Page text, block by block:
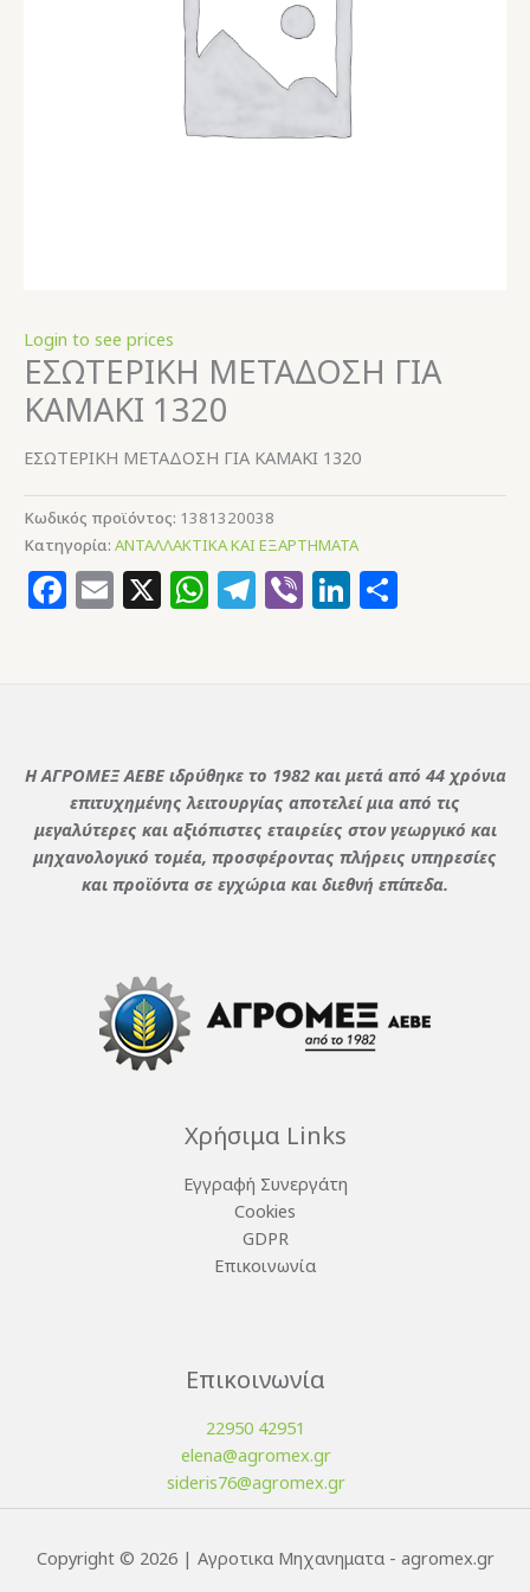
Login to see prices
ΕΣΩΤΕΡΙΚΗ ΜΕΤΑΔΟΣΗ ΓΙΑ
ΚΑΜΑΚΙ 1320
ΕΣΩΤΕΡΙΚΗ ΜΕΤΑΔΟΣΗ ΓΙΑ ΚΑΜΑΚΙ 1320
Κωδικός προϊόντος: 1381320038
Κατηγορία: ΑΝΤΑΛΛΑΚΤΙΚΑ ΚΑΙ ΕΞΑΡΤΗΜΑΤΑ
Facebook
Email
X WhatsApp
Telegram
ViberLinkedIn
Η ΑΓΡΟΜΕΞ ΑΕΒΕ ιδρύθηκε το 1982 και μετά από 44 χρόνια
επιτυχημένης λειτουργίας αποτελεί μια από τις
μεγαλύτερες και αξιόπιστες εταιρείες στον γεωργικό και
μηχανολογικό τομέα, προσφέροντας πλήρεις υπηρεσίες
και προϊόντα σε εγχώρια και διεθνή επίπεδα.
Χρήσιμα Links
Εγγραφή Συνεργάτη
Cookies
GDPR
Επικοινωνία
Επικοινωνία
22950 42951
elena@agromex.gr
sideris76@agromex.gr
Copyright © 2026 | Αγροτικα Μηχανηματα - agromex.gr